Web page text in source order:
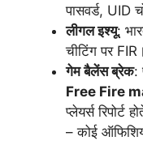
पासवर्ड, UID
लीगल इश्यू:
चीटिंग पर FIR।
गेम बैलेंस ब्रेक:
Free Fire
प्लेयर्स
– कोई